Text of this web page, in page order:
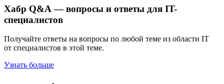
Хабр Q&A — вопросы и ответы для IT-
специалистов
Получайте ответы на вопросы по любой теме из области IT
от специалистов в этой теме.
Узнать больше